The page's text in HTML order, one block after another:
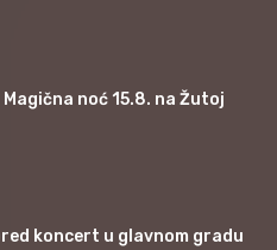
noć 15.8. na Žutoj
koncert u glavnom gradu